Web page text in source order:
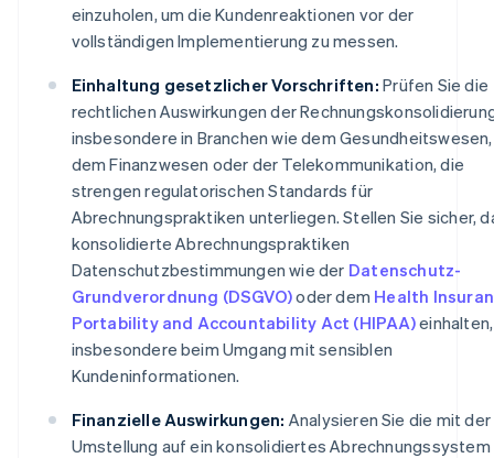
einzuholen, um die Kundenreaktionen vor der
vollständigen Implementierung zu messen.
Einhaltung gesetzlicher Vorschriften: Prüfen Sie die
rechtlichen Auswirkungen der
insbesondere in Branchen wie dem Gesundheitswesen,
dem Finanzwesen oder der Telekommunikation, die
strengen regulatorischen Standards für
Abrechnungspraktiken unterliegen. Stellen Sie sicher,
konsolidierte Abrechnungspraktiken
Datenschutzbestimmungen wie der Datenschutz-
Grundverordnung (DSGVO)oder dem Health
Portability and Accountability Act (HIPAA)einhalten,
insbesondere beim Umgang mit sensiblen
Kundeninformationen.
Finanzielle Auswirkungen: Analysieren Sie die mit der
Umstellung auf ein konsolidiertes Abrechnungssystem